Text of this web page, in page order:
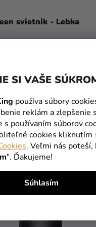
SI VAŠE
používa súbory
reklám a zlepšenie
s používaním súborov
cookies kliknutím
. Veľmi nás
". Ďakujeme!
Súhlasím
svietnik - Lebka
DO KOŠÍKA
MOHLO